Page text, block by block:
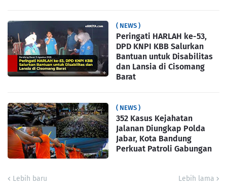
( NEWS )
Peringati HARLAH ke-53,
DPD KNPI KBB Salurkan
Bantuan untuk Disabilitas
dan Lansia di Cisomang
Barat
( NEWS )
352 Kasus Kejahatan
Jalanan Diungkap Polda
Jabar, Kota Bandung
Perkuat Patroli Gabungan
Lebih baru Lebih lama